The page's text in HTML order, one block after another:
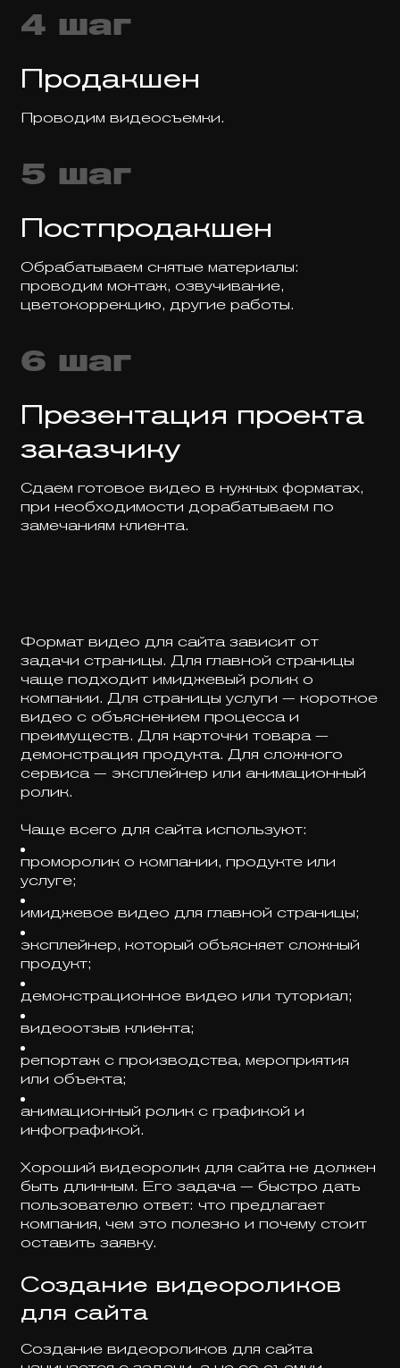
4 шаг
Продакшен
Проводим видеосъемки.
5 шаг
Постпродакшен
Обрабатываем снятые материалы:
проводим монтаж, озвучивание,
цветокоррекцию, другие работы.
6 шаг
Презентация проекта
заказчику
Сдаем готовое видео в нужных форматах,
при необходимости дорабатываем по
замечаниям клиента.
Формат видео для сайта зависит от
задачи страницы. Для главной страницы
чаще подходит имиджевый ролик о
компании. Для страницы услуги — короткое
видео с объяснением процесса и
преимуществ. Для карточки товара —
демонстрация продукта. Для сложного
сервиса — эксплейнер или анимационный
ролик.
Чаще всего для сайта используют:
проморолик о компании, продукте или
услуге;
имиджевое видео для главной страницы;
эксплейнер, который объясняет сложный
продукт;
демонстрационное видео или туториал;
видеоотзыв клиента;
репортаж с производства, мероприятия
или объекта;
анимационный ролик с графикой и
инфографикой.
Хороший видеоролик для сайта не должен
быть длинным. Его задача — быстро дать
пользователю ответ: что предлагает
компания, чем это полезно и почему стоит
оставить заявку.
Создание видеороликов
для сайта
Создание видеороликов для сайта